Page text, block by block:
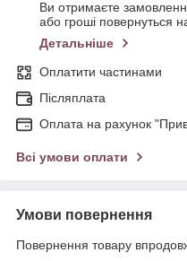
Ви отримаєте
або гроші повернуться
Детальніше
Оплатити частинами
Післяплата
Оплата на рахунок
Всі умови оплати
Умови повернення
Повернення товару